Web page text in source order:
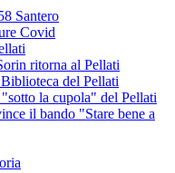
Santero
Covid
ritorna al Pellati
del Pellati
la cupola" del Pellati
il bando "Stare bene a